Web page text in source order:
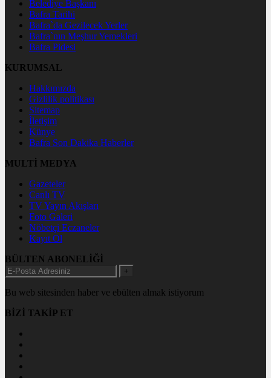
Belediye Başkanı
Bafra Tarihi
Bafra`da Gezilecek Yerler
Bafra`nın Meşhur Yemekleri
Bafra Pidesi
KURUMSAL
Hakkımızda
Gizlilik politikası
Sitemap
İletişim
Künye
Bafra Son Dakika Haberler
MULTİ MEDYA
Gazeteler
Canlı TV
TV Yayın Akışları
Foto Galeri
Nöbetçi Eczaneler
Kayıt Ol
BÜLTEN ABONELİĞİ
+
Bu web sitesinden haber ve ebülten almak istiyorum
BİZİ TAKİP ET